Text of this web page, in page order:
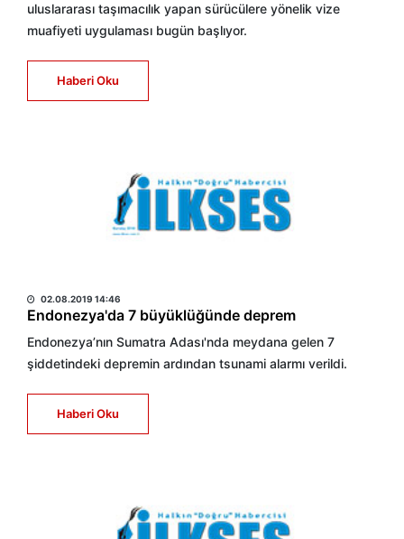
uluslararası taşımacılık yapan sürücülere yönelik vize
muafiyeti uygulaması bugün başlıyor.
Haberi Oku
02.08.2019 14:46
Endonezya'da 7 büyüklüğünde deprem
Endonezya’nın Sumatra Adası'nda meydana gelen 7
şiddetindeki depremin ardından tsunami alarmı verildi.
Haberi Oku